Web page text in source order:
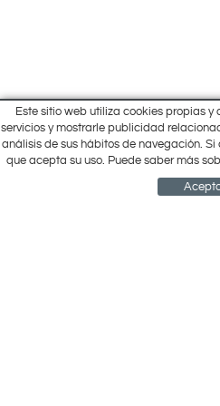
Inicio
Ofertas
Marcas
CUENTA
Este sitio web utiliza cookies propias y
servicios y mostrarle publicidad
análisis de sus hábitos de navegación.
que acepta su uso. Puede saber más